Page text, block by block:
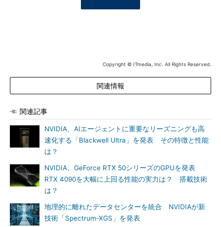
Copyright © ITmedia, Inc. All Rights Reserved.
関連情報
関連記事
NVIDIA、AIエージェントに重要なリーズニングも高
速化する「Blackwell Ultra」を発表 その特徴と性能
は？
NVIDIA、GeForce RTX 50シリーズのGPUを発表
RTX 4090を大幅に上回る性能の実力は？ 搭載技術
は？
地理的に離れたデータセンターを統合 NVIDIAが新
技術「Spectrum-XGS」を発表